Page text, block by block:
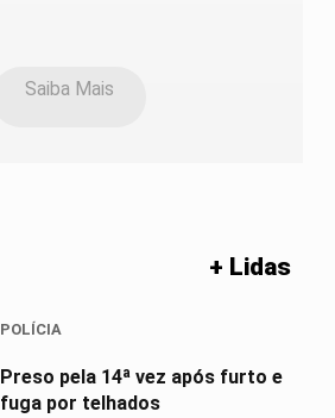
Saiba Mais
+ Lidas
POLÍCIA
Preso pela 14ª vez após furto e
fuga por telhados